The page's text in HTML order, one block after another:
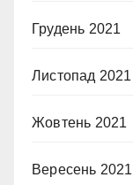
Грудень 2021
Листопад 2021
Жовтень 2021
Вересень 2021